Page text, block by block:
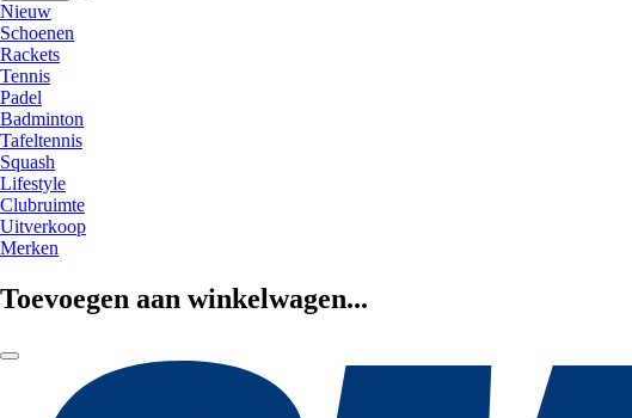
Nieuw
Schoenen
Rackets
Tennis
Padel
Badminton
Tafeltennis
Squash
Lifestyle
Clubruimte
Uitverkoop
Merken
Toevoegen aan winkelwagen...